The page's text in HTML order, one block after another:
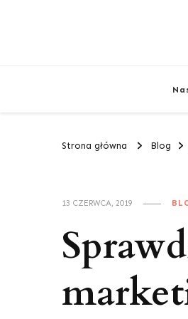
Strona główna Blog
13 CZERWCA, 2019